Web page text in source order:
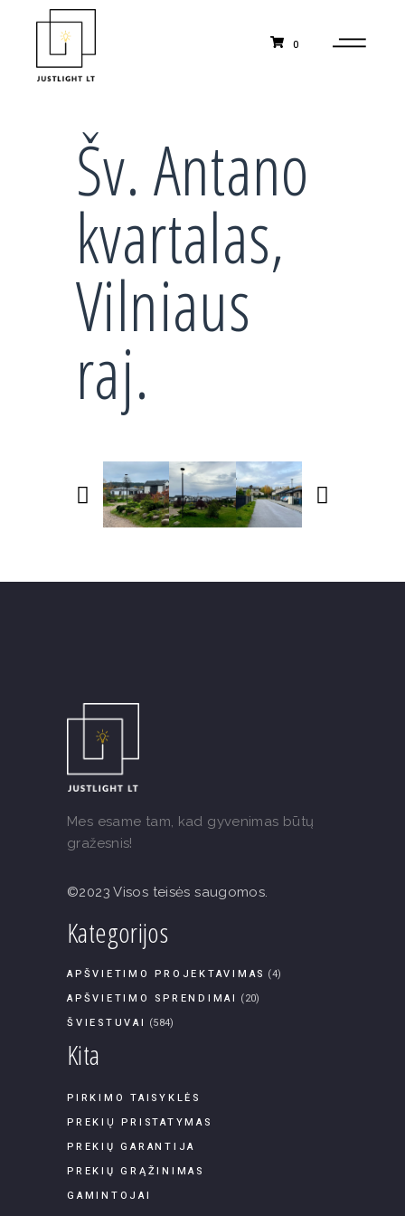
0
Šv. Antano
kvartalas,
Vilniaus
raj.
Mes esame tam, kad gyvenimas būtų
gražesnis!
©2023 Visos teisės saugomos.
Kategorijos
APŠVIETIMO PROJEKTAVIMAS (4)
APŠVIETIMO SPRENDIMAI (20)
ŠVIESTUVAI (584)
Kita
PIRKIMO TAISYKLĖS
PREKIŲ PRISTATYMAS
PREKIŲ GARANTIJA
PREKIŲ GRĄŽINIMAS
GAMINTOJAI